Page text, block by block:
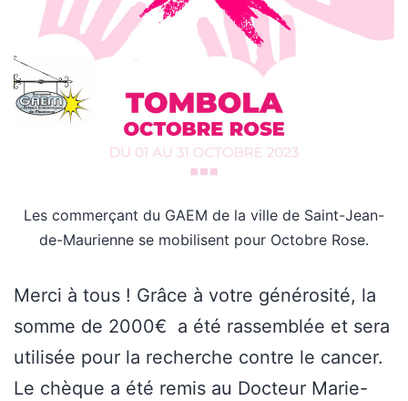
Les commerçant du GAEM de la ville de Saint-Jean-
de-Maurienne se mobilisent pour Octobre Rose.
Merci à tous ! Grâce à votre générosité, la
somme de 2000€ a été rassemblée et sera
utilisée pour la recherche contre le cancer.
Le chèque a été remis au Docteur Marie-